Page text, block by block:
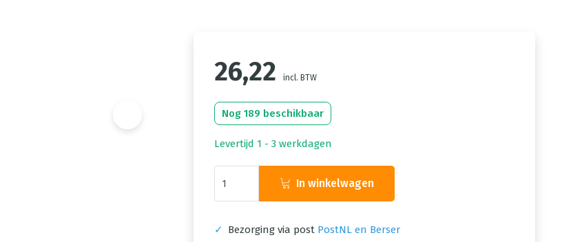
26,22 incl. BTW
Nog 189 beschikbaar
Levertijd 1 - 3 werkdagen
In winkelwagen
✓ Bezorging via post PostNL en Berser